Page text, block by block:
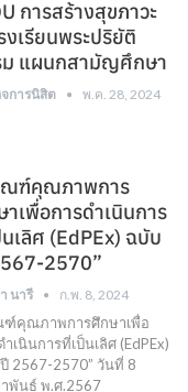
การสร้างสุขภาวะ
งเรียนพระปริยัติ
ม แผนกสามัญศึกษา
การนิสิต พ.ค. 28, 2024
ณฑ์คุณภาพการ
าเพื่อการดำเนินการ
เลิศ (EdPEx) ฉบับ
2570”
นารี ก.พ. 8, 2024
ฑ์คุณภาพการศึกษาเพื่อ
ำเนินการที่เป็นเลิศ (EdPEx)
2567-2570” วันที่ 8
าพันธ์ พ.ศ.2567